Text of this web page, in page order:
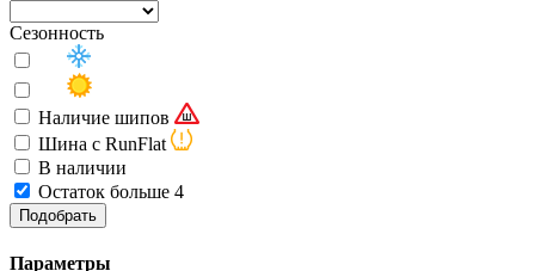
Сезонность
Наличие шипов
Шина с RunFlat
В наличии
Остаток больше 4
Подобрать
Параметры